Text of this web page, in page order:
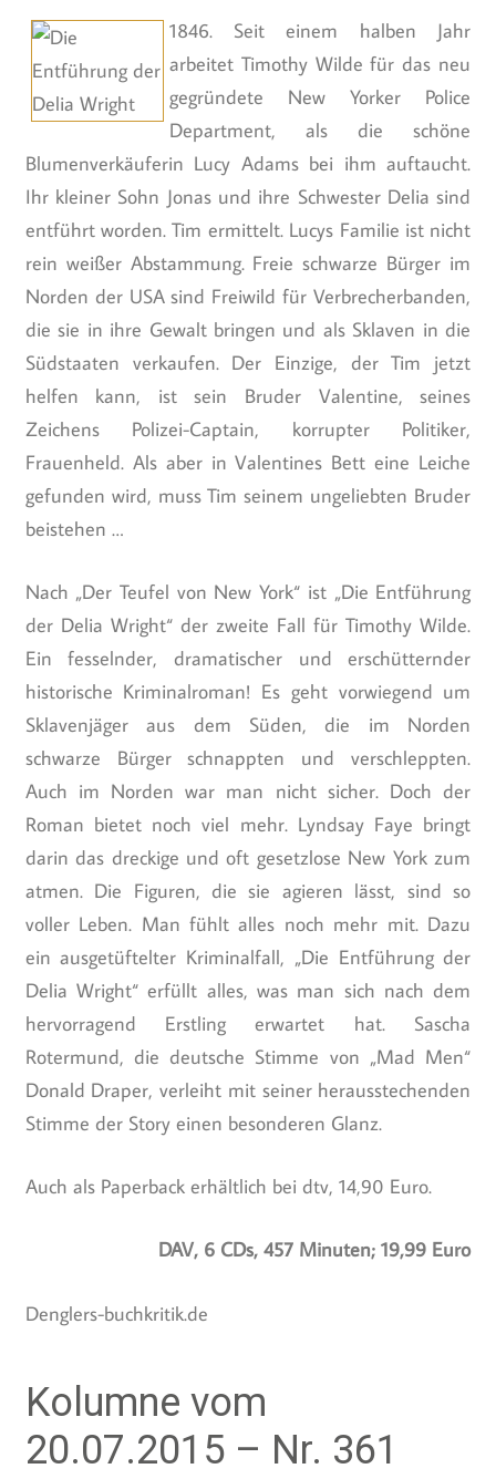
1846. Seit einem halben Jahr
arbeitet Timothy Wilde für das neu
gegründete New Yorker Police
Department, als die schöne
Blumenverkäuferin Lucy Adams bei ihm auftaucht.
Ihr kleiner Sohn Jonas und ihre Schwester Delia sind
entführt worden. Tim ermittelt. Lucys Familie ist nicht
rein weißer Abstammung. Freie schwarze Bürger im
Norden der USA sind Freiwild für Verbrecherbanden,
die sie in ihre Gewalt bringen und als Sklaven in die
Südstaaten verkaufen. Der Einzige, der Tim jetzt
helfen kann, ist sein Bruder Valentine, seines
Zeichens Polizei-Captain, korrupter Politiker,
Frauenheld. Als aber in Valentines Bett eine Leiche
gefunden wird, muss Tim seinem ungeliebten Bruder
beistehen …
Nach „Der Teufel von New York“ ist „Die Entführung
der Delia Wright“ der zweite Fall für Timothy Wilde.
Ein fesselnder, dramatischer und erschütternder
historische Kriminalroman! Es geht vorwiegend um
Sklavenjäger aus dem Süden, die im Norden
schwarze Bürger schnappten und verschleppten.
Auch im Norden war man nicht sicher. Doch der
Roman bietet noch viel mehr. Lyndsay Faye bringt
darin das dreckige und oft gesetzlose New York zum
atmen. Die Figuren, die sie agieren lässt, sind so
voller Leben. Man fühlt alles noch mehr mit. Dazu
ein ausgetüftelter Kriminalfall, „Die Entführung der
Delia Wright“ erfüllt alles, was man sich nach dem
hervorragend Erstling erwartet hat. Sascha
Rotermund, die deutsche Stimme von „Mad Men“
Donald Draper, verleiht mit seiner herausstechenden
Stimme der Story einen besonderen Glanz.
Auch als Paperback erhältlich bei dtv, 14,90 Euro.
DAV, 6 CDs, 457 Minuten; 19,99 Euro
Denglers-buchkritik.de
Kolumne vom
20.07.2015 – Nr. 361